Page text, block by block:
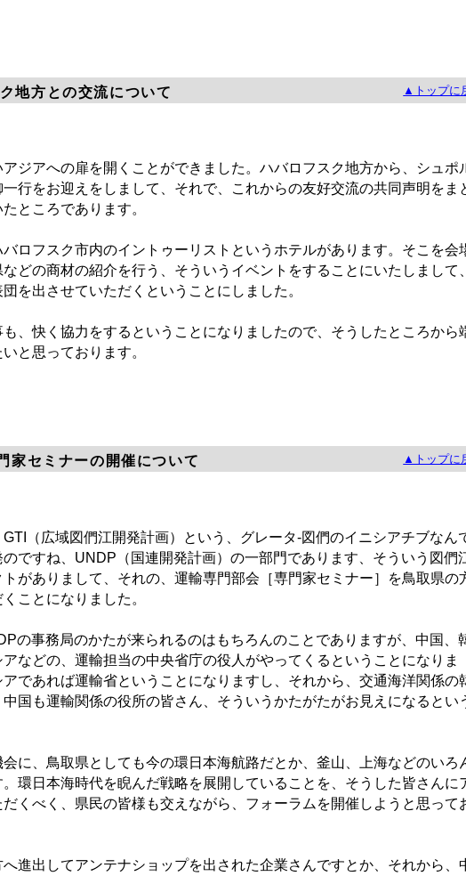
地方との交流について ▲トップに
ジアへの扉を開くことができました。ハバロフスク地方から、シュポ
一行をお迎えをしまして、それで、これからの友好交流の共同声明をま
ところであります。
ロフスク市内のイントゥーリストというホテルがあります。そこを会
どの商材の紹介を行う、そういうイベントをすることにいたしまして、
を出させていただくということにしました。
、快く協力をするということになりましたので、そうしたところから
と思っております。
家セミナーの開催について ▲トップに
（広域図們江開発計画）という、グレータ-図們のイニシアチブなん
ですね、UNDP（国連開発計画）の一部門であります、そういう図們
がありまして、それの、運輸専門部会［専門家セミナー］を鳥取県の
ことになりました。
の事務局のかたが来られるのはもちろんのことでありますが、中国、
などの、運輸担当の中央省庁の役人がやってくるということになりま
であれば運輸省ということになりますし、それから、交通海洋関係の
国も運輸関係の役所の皆さん、そういうかたがたがお見えになるとい
に、鳥取県としても今の環日本海航路だとか、釜山、上海などのいろ
環日本海時代を睨んだ戦略を展開していることを、そうした皆さんに
だくべく、県民の皆様も交えながら、フォーラムを開催しようと思って
進出してアンテナショップを出された企業さんですとか、それから、